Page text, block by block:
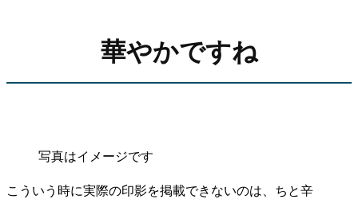
華やかですね
写真はイメージです
こういう時に実際の印影を掲載できないのは、ちと辛